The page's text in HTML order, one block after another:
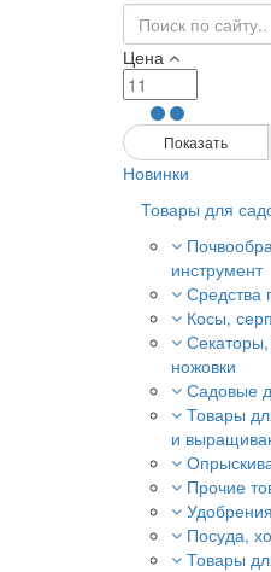
Цена
Показать
Новинки
Товары для
инструмент
Средства
Косы,
ножовки
Садовые
Товары
и
Прочие
Посуда,
Товары